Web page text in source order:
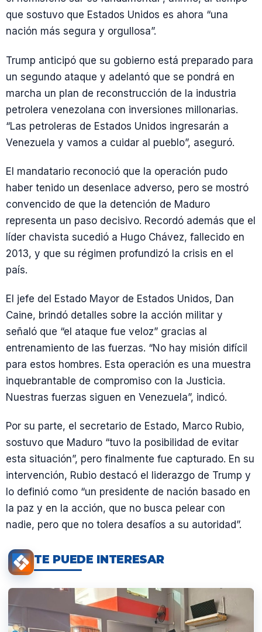
que sostuvo que Estados Unidos es ahora “una
nación más segura y orgullosa”.
Trump anticipó que su gobierno está preparado para
un segundo ataque y adelantó que se pondrá en
marcha un plan de reconstrucción de la industria
petrolera venezolana con inversiones millonarias.
“Las petroleras de Estados Unidos ingresarán a
Venezuela y vamos a cuidar al pueblo”, aseguró.
El mandatario reconoció que la operación pudo
haber tenido un desenlace adverso, pero se mostró
convencido de que la detención de Maduro
representa un paso decisivo. Recordó además que el
líder chavista sucedió a Hugo Chávez, fallecido en
2013, y que su régimen profundizó la crisis en el
país.
El jefe del Estado Mayor de Estados Unidos, Dan
Caine, brindó detalles sobre la acción militar y
señaló que “el ataque fue veloz” gracias al
entrenamiento de las fuerzas. “No hay misión difícil
para estos hombres. Esta operación es una muestra
inquebrantable de compromiso con la Justicia.
Nuestras fuerzas siguen en Venezuela”, indicó.
Por su parte, el secretario de Estado, Marco Rubio,
sostuvo que Maduro “tuvo la posibilidad de evitar
esta situación”, pero finalmente fue capturado. En su
intervención, Rubio destacó el liderazgo de Trump y
lo definió como “un presidente de nación basado en
la paz y en la acción, que no busca pelear con
nadie, pero que no tolera desafíos a su autoridad”.
TE PUEDE INTERESAR